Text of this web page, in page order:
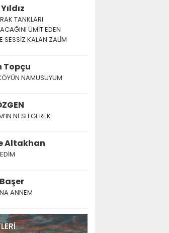
TANKLARI
ÜMİT EDEN
SESSİZ KALAN ZALİM
Topçu
NAMUSUYUM
NESLİ GEREK
Altakhan
ANNEM